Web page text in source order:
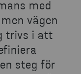
med
vägen
trivs i att
steg för